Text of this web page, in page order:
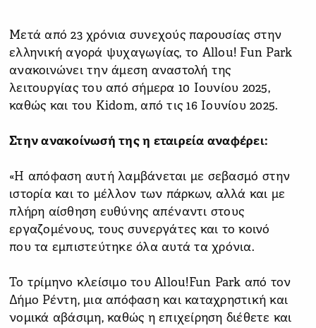
Μετά από 23 χρόνια συνεχούς παρουσίας στην
ελληνική αγορά ψυχαγωγίας, το Allou! Fun Park
ανακοινώνει την άμεση αναστολή της
λειτουργίας του από σήμερα 10 Ιουνίου 2025,
καθώς και του Kidom, από τις 16 Ιουνίου 2025.
Στην ανακοίνωσή της η εταιρεία αναφέρει:
«Η απόφαση αυτή λαμβάνεται με σεβασμό στην
ιστορία και το μέλλον των πάρκων, αλλά και με
πλήρη αίσθηση ευθύνης απέναντι στους
εργαζομένους, τους συνεργάτες και το κοινό
που τα εμπιστεύτηκε όλα αυτά τα χρόνια.
Το τρίμηνο κλείσιμο του Allou!Fun Park από τον
Δήμο Ρέντη, μια απόφαση και καταχρηστική και
νομικά αβάσιμη, καθώς η επιχείρηση διέθετε και